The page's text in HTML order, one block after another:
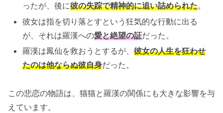
ったが、後に彼の失踪で精神的に追い詰められた。
彼女は指を切り落とすという狂気的な行動に出る
が、それは羅漢への愛と絶望の証だった。
羅漢は鳳仙を救おうとするが、彼女の人生を狂わせ
たのは他ならぬ彼自身だった。
この悲恋の物語は、猫猫と羅漢の関係にも大きな影響を与
えています。